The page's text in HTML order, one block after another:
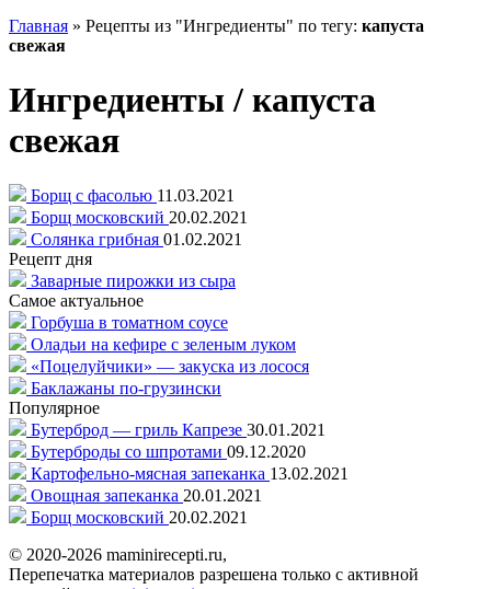
Главная » Рецепты из "Ингредиенты" по тегу: капуста
свежая
Ингредиенты / капуста
свежая
Борщ с фасолью 11.03.2021
Борщ московский 20.02.2021
Солянка грибная 01.02.2021
Рецепт дня
Заварные пирожки из сыра
Самое актуальное
Горбуша в томатном соусе
Оладьи на кефире с зеленым луком
«Поцелуйчики» — закуска из лосося
Баклажаны по-грузински
Популярное
Бутерброд — гриль Капрезе 30.01.2021
Бутерброды со шпротами 09.12.2020
Картофельно-мясная запеканка 13.02.2021
Овощная запеканка 20.01.2021
Борщ московский 20.02.2021
© 2020-2026 maminirecepti.ru,
Перепечатка материалов разрешена только с активной